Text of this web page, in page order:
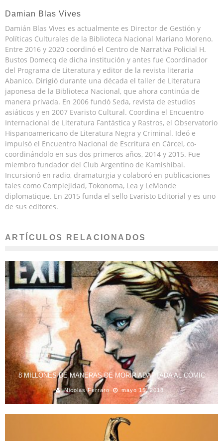
Damian Blas Vives
Damián Blas Vives es actualmente es Director de Gestión y
Políticas Culturales de la Biblioteca Nacional Mariano Moreno.
Entre 2016 y 2020 coordinó el Centro de Narrativa Policial H.
Bustos Domecq de dicha institución y antes fue Coordinador
del Programa de Literatura y editor de la revista literaria
Abanico. Dirigió durante una década el taller de Literatura
japonesa de la Biblioteca Nacional, que ahora continúa de
manera privada. En 2006 fundó Seda, revista de estudios
asiáticos y en 2007 Evaristo Cultural. Coordina el Encuentro
Internacional de Literatura Fantástica y Rastros, el Observatorio
Hispanoamericano de Literatura Negra y Criminal. Ideó e
impulsó el Encuentro Nacional de Escritura en Cárcel, co-
coordinándolo en sus dos primeros años, 2014 y 2015. Fue
miembro fundador del Club Argentino de Kamishibai.
Incursionó en radio, dramaturgia y colaboró en publicaciones
tales como Complejidad, Tokonoma, Lea y LeMonde
diplomatique. En 2015 funda el sello Evaristo Editorial y es uno
de sus editores.
ARTÍCULOS RELACIONADOS
8 MILLONES DE MANERAS DE MORIR ADAPTADA AL CÓMIC
Nicolas Ferraro mayo 15, 2018